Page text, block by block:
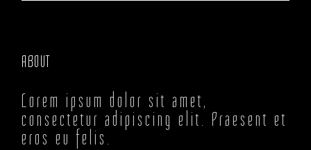
ABOUT
Lorem ipsum dolor sit amet,
consectetur adipiscing elit. Praesent et
eros eu felis.